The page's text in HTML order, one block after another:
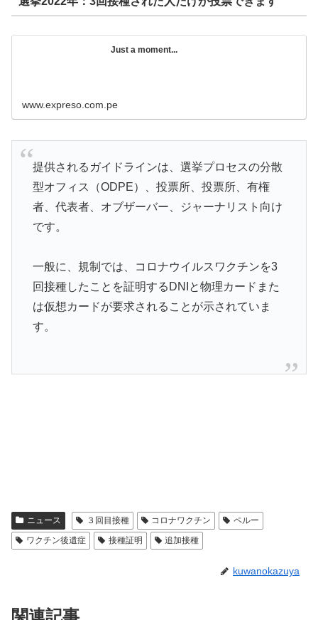
Just a moment...
www.expreso.com.pe
提供されるガイドラインは、選挙プロセスの分散
型オフィス（ODPE）、投票所、投票所、有権
者、代表者、オブザーバー、ジャーナリスト向け
です。
一般に、規制では、コロナウイルスワクチンを3
回接種したことを証明するDNIと物理カードまた
は仮想カードが要求されることが示されていま
す。
ニュース ３回目接種 コロナワクチン
ペルー
ワクチン後遺症
接種証明 追加接種
kuwanokazuya
関連記事